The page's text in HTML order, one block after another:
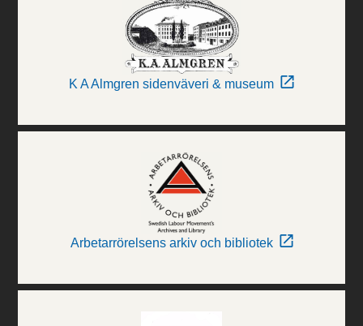
K A Almgren sidenväveri & museum
Arbetarrörelsens arkiv och bibliotek